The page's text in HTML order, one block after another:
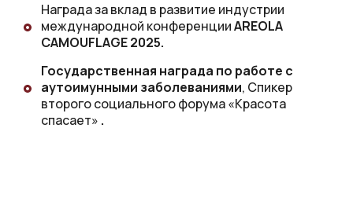
Государственная награда по работе с
аутоимунными заболеваниями, Спикер
второго социального форума «Красота
спасает» .
Награда за вклад в развитие индустрии
международной конференцииAREOLA
CAMOUFLAGE 2025.